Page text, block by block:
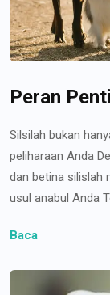
Peran
Silsilah bukan
peliharaan Anda
dan betina silislah
usul anabul Anda
Baca